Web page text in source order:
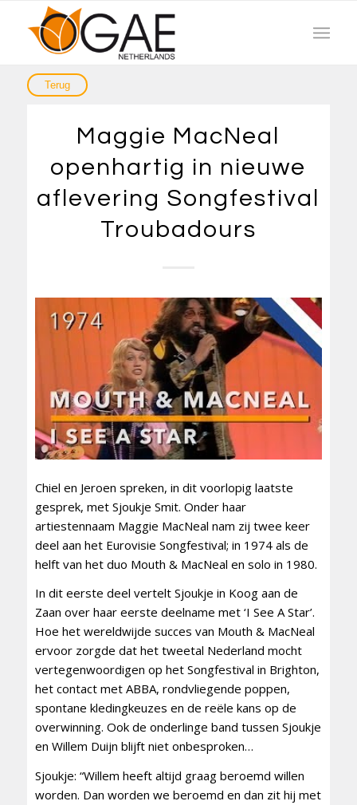
Maggie MacNeal
openhartig in nieuwe
aflevering Songfestival
Troubadours
Chiel en Jeroen spreken, in dit voorlopig laatste
gesprek, met Sjoukje Smit. Onder haar
artiestennaam Maggie MacNeal nam zij twee keer
deel aan het Eurovisie Songfestival; in 1974 als de
helft van het duo Mouth & MacNeal en solo in 1980.
In dit eerste deel vertelt Sjoukje in Koog aan de
Zaan over haar eerste deelname met ‘I See A Star’.
Hoe het wereldwijde succes van Mouth & MacNeal
ervoor zorgde dat het tweetal Nederland mocht
vertegenwoordigen op het Songfestival in Brighton,
het contact met ABBA, rondvliegende poppen,
spontane kledingkeuzes en de reële kans op de
overwinning. Ook de onderlinge band tussen Sjoukje
en Willem Duijn blijft niet onbesproken…
Sjoukje: “Willem heeft altijd graag beroemd willen
worden. Dan worden we beroemd en dan zit hij met